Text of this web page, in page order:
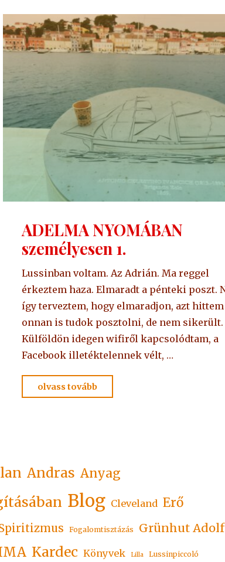
ADELMA NYOMÁBAN
személyesen 1.
Lussinban voltam. Az Adrián. Ma reggel
érkeztem haza. Elmaradt a pénteki poszt.
így terveztem, hogy elmaradjon, azt hittem
onnan is tudok posztolni, de nem sikerült.
Külföldön idegen wifiről kapcsolódtam, a
Facebook illetéktelennek vélt, …
olvass tovább
Andras Anyag
Blog Cleveland Erő
Fogalomtisztázás Grünhut Adolf
Kardec Könyvek Lilla Lussinpiccoló